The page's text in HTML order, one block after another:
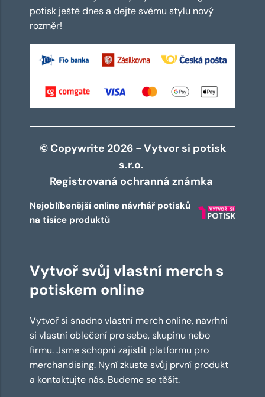
potisk ještě dnes a dejte svému stylu nový
rozměr!
© Copywrite 2026 - Vytvor si potisk
s.r.o.
Registrovaná ochranná známka
Nejoblíbenější online návrhář potisků
na tisíce produktů
Vytvoř svůj vlastní merch s
potiskem online
Vytvoř si snadno vlastní merch online, navrhni
si vlastní oblečení pro sebe, skupinu nebo
firmu. Jsme schopni zajistit platformu pro
merchandising. Nyní zkuste svůj první produkt
a kontaktujte nás. Budeme se těšit.